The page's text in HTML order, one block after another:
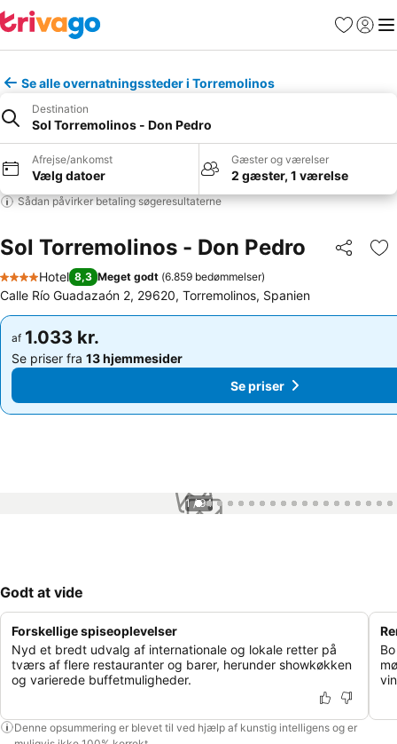
Favoritter
Log ind
Se alle overnatningssteder i Torremolinos
Destination
Sol Torremolinos - Don Pedro
Afrejse/ankomst
Vælg datoer
Gæster og værelser
2 gæster, 1 værelse
Sådan påvirker betaling søgeresultaterne
Sol Torremolinos - Don Pedro Del
4 Stjerner
Hotel 8,3 Meget godt (6.859 bedømmelser)
Calle Río Guadazaón 2, 29620, Torremolinos, Spanien
af 1.033 kr.
Se priser fra 13 hjemmesider
af 1.033 kr.
Se priser fra 13 hjemmesider
Se priser
1 / 94
Godt at vide
Forskellige spiseoplevelser
Nyd et bredt udvalg af internationale og lokale retter på
tværs af flere restauranter og barer, herunder showkøkken
og varierede buffetmuligheder.
Denne opsummering er blevet til ved hjælp af kunstig intelligens og er